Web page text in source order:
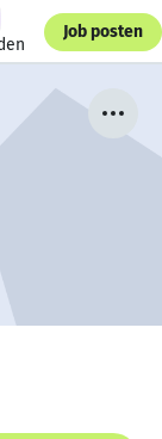
Job posten